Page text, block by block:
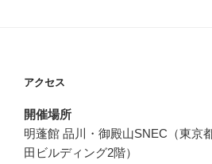
アクセス
開催場所
明蓬館 品川・御殿山SNEC（東京
田ビルディング2階）